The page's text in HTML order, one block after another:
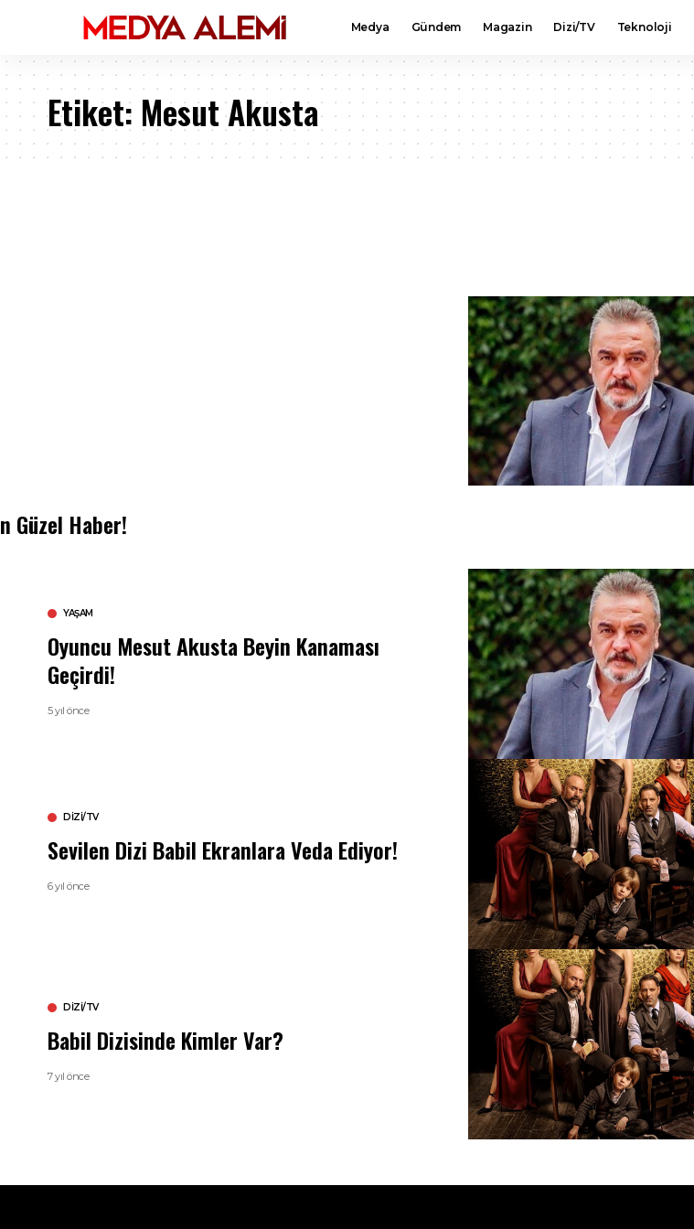
Medya Gündem Magazin Dizi/TV Teknoloji
Etiket: Mesut Akusta
Güzel Haber!
YAŞAM
Oyuncu Mesut Akusta Beyin Kanaması
Geçirdi!
5 yıl önce
DIZI/TV
Sevilen Dizi Babil Ekranlara Veda Ediyor!
6 yıl önce
DIZI/TV
Babil Dizisinde Kimler Var?
7 yıl önce